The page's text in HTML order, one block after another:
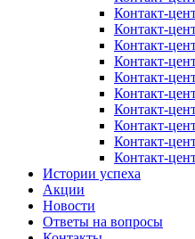
Контакт-
Контакт-
Контакт-
Контакт-
Контакт-
Контакт-
Контакт-
Контакт-
Контакт-
Контакт-
Истории успеха
Акции
Новости
Ответы на вопросы